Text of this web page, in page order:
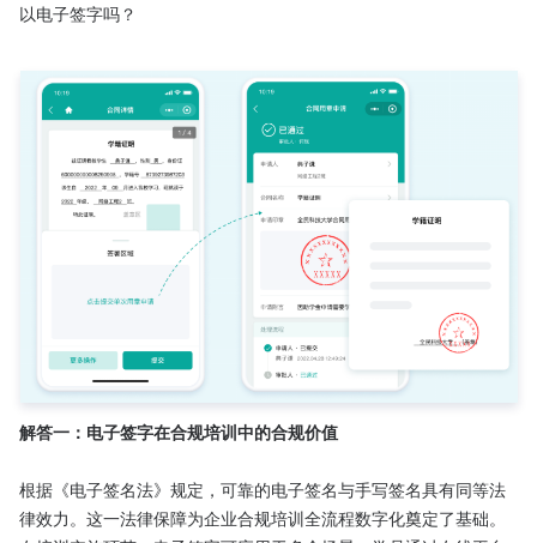
以电子签字吗？
解答一：电子签字在合规培训中的合规价值
根据《电子签名法》规定，可靠的电子签名与手写签名具有同等法
律效力。这一法律保障为企业合规培训全流程数字化奠定了基础。